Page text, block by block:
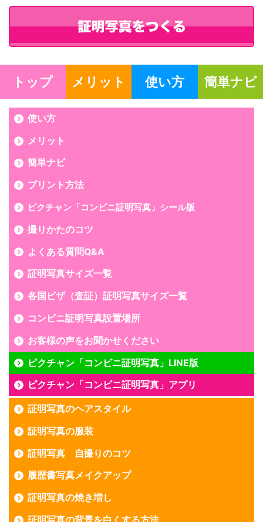
トップ メリット 使い方 簡単ナビ
使い方
メリット
簡単ナビ
プリント方法
ピクチャン「コンビニ証明写真」シール版
撮りかたのコツ
よくある質問Q&A
証明写真サイズ一覧
各国ビザ（査証）証明写真サイズ一覧
コンビニ証明写真設置場所
お客様の声をお聞かせください
ピクチャン「コンビニ証明写真」LINE版
ピクチャン「コンビニ証明写真」アプリ
証明写真のヘアスタイル
証明写真の服装
証明写真 自撮りのコツ
履歴書写真メイクアップ
証明写真の焼き増し